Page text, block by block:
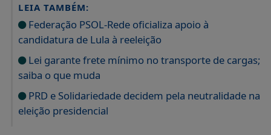
LEIA TAMBÉM:
Federação PSOL-Rede oficializa apoio à
candidatura de Lula à reeleição
Lei garante frete mínimo no transporte de cargas;
saiba o que muda
PRD e Solidariedade decidem pela neutralidade na
eleição presidencial